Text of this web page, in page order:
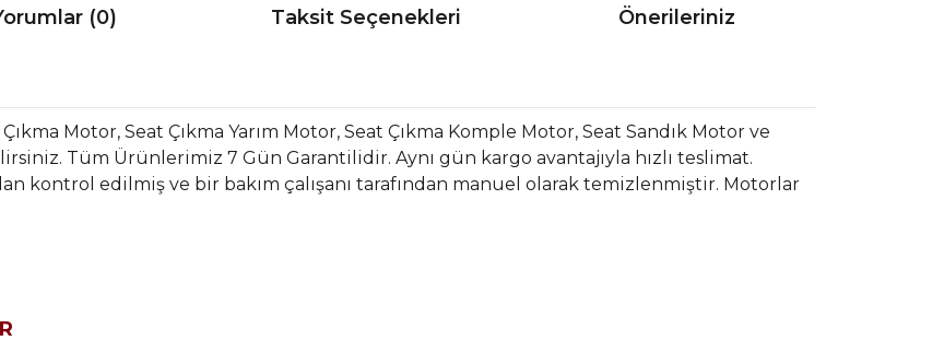
(0) Taksit Seçenekleri Önerileriniz
Motor, Seat Çıkma Yarım Motor, Seat Çıkma Komple Motor, Seat Sandık Motor ve
Tüm Ürünlerimiz 7 Gün Garantilidir. Aynı gün kargo avantajıyla hızlı teslimat.
kontrol edilmiş ve bir bakım çalışanı tarafından manuel olarak temizlenmiştir. Motorlar